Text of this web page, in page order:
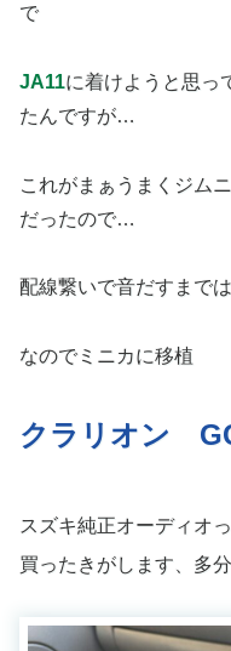
で
JA11に着けようと思っ
たんですが…
これがまぁうまくジム
だったので…
配線繋いで音だすまで
なのでミニカに移植
クラリオン
スズキ純正オーディオ
買ったきがします、多